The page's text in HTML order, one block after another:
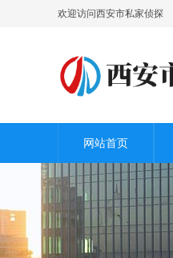
欢迎访问西安市私家侦探
网站首页